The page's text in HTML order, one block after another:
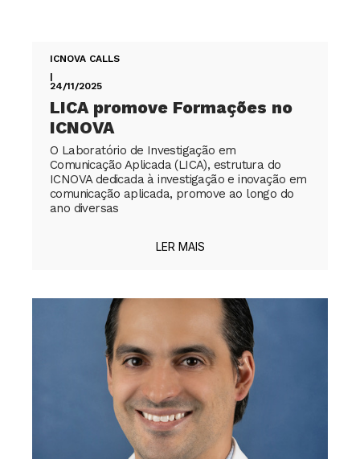
ICNOVA CALLS
|
24/11/2025
LICA promove Formações no
ICNOVA
O Laboratório de Investigação em
Comunicação Aplicada (LICA), estrutura do
ICNOVA dedicada à investigação e inovação em
comunicação aplicada, promove ao longo do
ano diversas
LER MAIS